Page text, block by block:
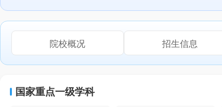
院校概况 招生信息
国家重点一级学科